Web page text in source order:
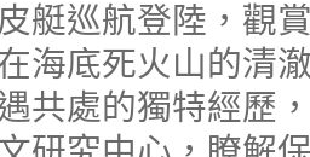
艇巡航登陸，觀
海底死火山的清
共處的獨特經歷